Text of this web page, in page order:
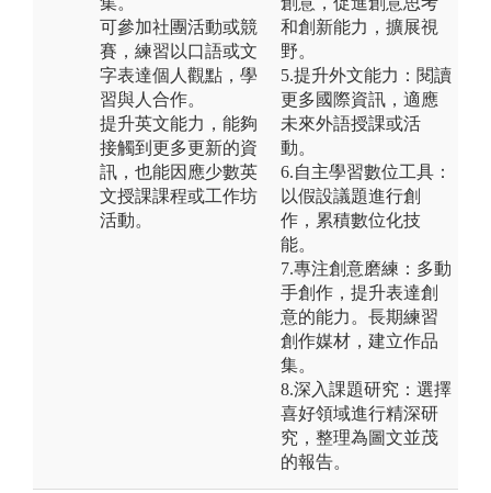
可參加社團活動或競
賽，練習以口語或文
字表達個人觀點，學
習與人合作。
提升英文能力，能夠
接觸到更多更新的資
訊，也能因應少數英
文授課課程或工作坊
活動。
和創新能力，擴展視
野。
5.提升外文能力：閱讀
更多國際資訊，適應
未來外語授課或活
動。
6.自主學習數位工具：
以假設議題進行創
作，累積數位化技
能。
7.專注創意磨練：多動
手創作，提升表達創
意的能力。長期練習
創作媒材，建立作品
集。
8.深入課題研究：選擇
喜好領域進行精深研
究，整理為圖文並茂
的報告。